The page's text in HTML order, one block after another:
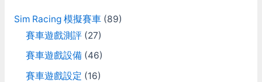
Sim Racing 模擬賽車(89)
賽車遊戲測評(27)
賽車遊戲設備(46)
賽車遊戲設定 (16)